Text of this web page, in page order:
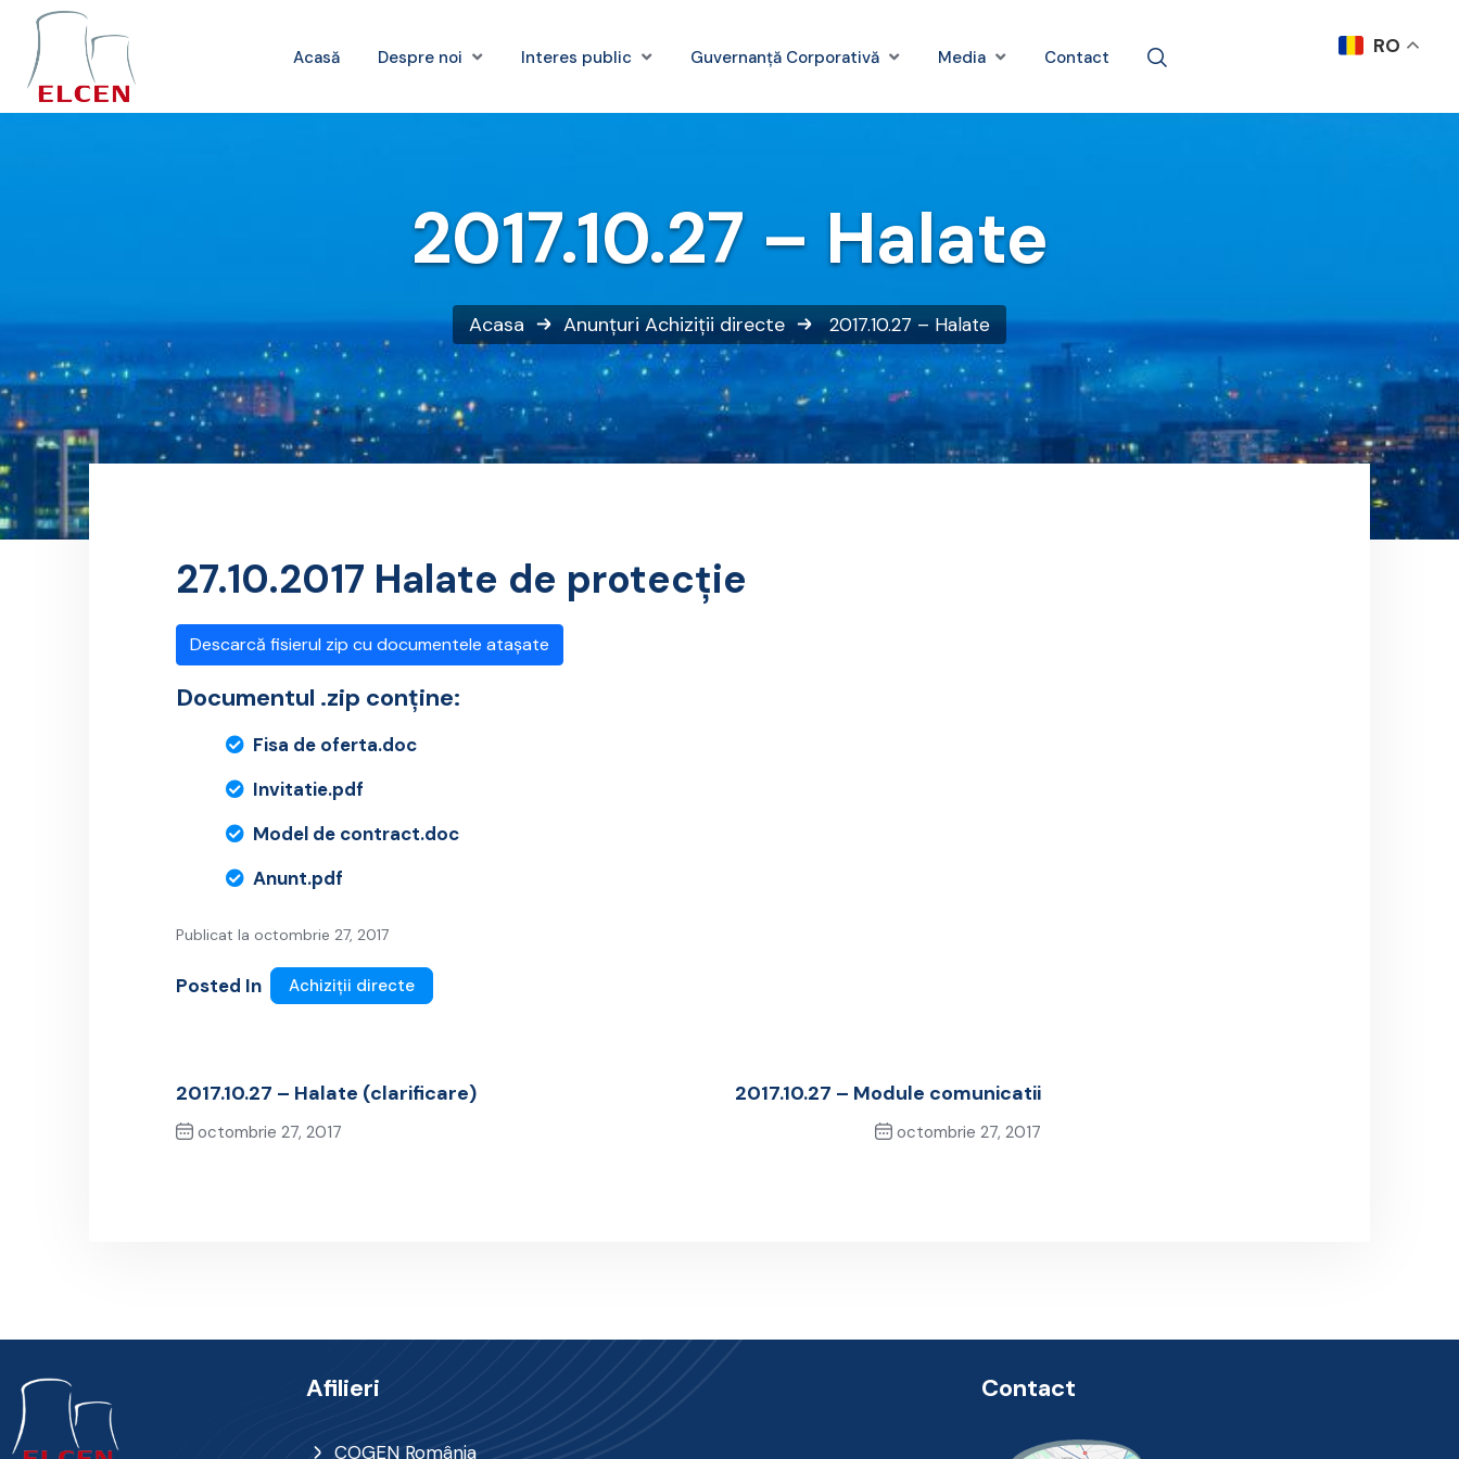
Acasă Despre noi Interes public Guvernanță Corporativă Media Contact
2017.10.27 – Halate
Acasa Anunțuri Achiziții directe 2017.10.27 – Halate
27.10.2017 Halate de protecție
Descarcă fisierul zip cu documentele atașate
Documentul .zip conține:
Fisa de oferta.doc
Invitatie.pdf
Model de contract.doc
Anunt.pdf
Publicat la octombrie 27, 2017
Posted In Achiziții directe
2017.10.27 – Halate (clarificare)
octombrie 27, 2017
2017.10.27 – Module comunicatii
octombrie 27, 2017
Afilieri
COGEN România
Contact
RO